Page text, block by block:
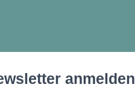
anmelden